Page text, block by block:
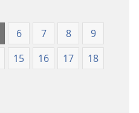
korice)
6 7 8
9
15 16 17
18